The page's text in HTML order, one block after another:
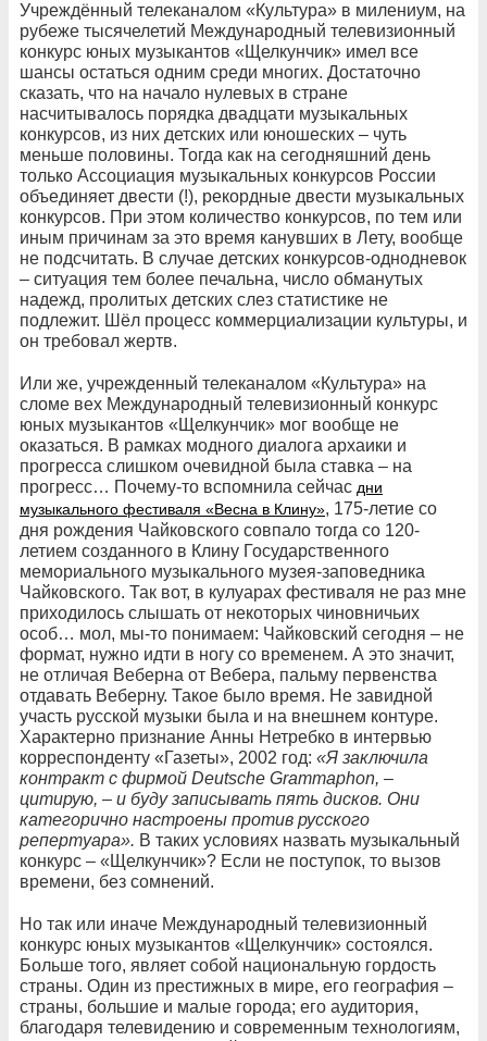
Учреждённый телеканалом «Культура» в милениум, на
рубеже тысячелетий Международный телевизионный
конкурс юных музыкантов «Щелкунчик» имел все
шансы остаться одним среди многих. Достаточно
сказать, что на начало нулевых в стране
насчитывалось порядка двадцати музыкальных
конкурсов, из них детских или юношеских – чуть
меньше половины. Тогда как на сегодняшний день
только Ассоциация музыкальных конкурсов России
объединяет двести (!), рекордные двести музыкальных
конкурсов. При этом количество конкурсов, по тем или
иным причинам за это время канувших в Лету, вообще
не подсчитать. В случае детских конкурсов-однодневок
– ситуация тем более печальна, число обманутых
надежд, пролитых детских слез статистике не
подлежит. Шёл процесс коммерциализации культуры, и
он требовал жертв.
Или же, учрежденный телеканалом «Культура» на
сломе вех Международный телевизионный конкурс
юных музыкантов «Щелкунчик» мог вообще не
оказаться. В рамках модного диалога архаики и
прогресса слишком очевидной была ставка – на
прогресс… Почему-то вспомнила сейчас дни
музыкального фестиваля «Весна в Клину», 175-летие со
дня рождения Чайковского совпало тогда со 120-
летием созданного в Клину Государственного
мемориального музыкального музея-заповедника
Чайковского. Так вот, в кулуарах фестиваля не раз мне
приходилось слышать от некоторых чиновничьих
особ… мол, мы-то понимаем: Чайковский сегодня – не
формат, нужно идти в ногу со временем. А это значит,
не отличая Веберна от Вебера, пальму первенства
отдавать Веберну. Такое было время. Не завидной
участь русской музыки была и на внешнем контуре.
Характерно признание Анны Нетребко в интервью
корреспонденту «Газеты», 2002 год: «Я заключила
контракт с фирмой Deutsche Grammaphon, –
цитирую, – и буду записывать пять дисков. Они
категорично настроены против русского
репертуара». В таких условиях назвать музыкальный
конкурс – «Щелкунчик»? Если не поступок, то вызов
времени, без сомнений.
Но так или иначе Международный телевизионный
конкурс юных музыкантов «Щелкунчик» состоялся.
Больше того, являет собой национальную гордость
страны. Один из престижных в мире, его география –
страны, большие и малые города; его аудитория,
благодаря телевидению и современным технологиям,